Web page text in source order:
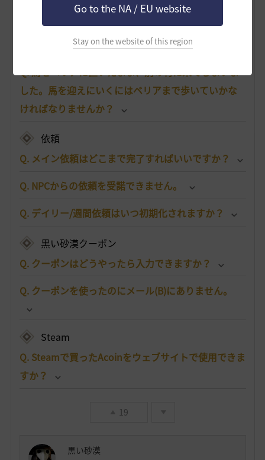
Go to the NA / EU website
Stay on the website of this region
Q. 馬が死んでしまいました。どうすればいいです
Q. 馬をベリアに置いたまま、別の村に来てしまいま
した。馬を迎えにいくにはベリアまで歩いていかな
ければなりませんか？
依頼
Q. メイン依頼はどこまで完了すればいいですか？
Q. NPCからの依頼を受諾できません。
Q. デイリー/週間依頼はいつ初期化されますか？
黒い砂漠クーポン
Q. クーポンはどうやったら入力できますか？
Q. クーポンを使ったのにメール(B)にありません。
Steam
Q. Steamで買ったAcoinをウェブサイトで使用できま
すか？
19
黒い砂漠